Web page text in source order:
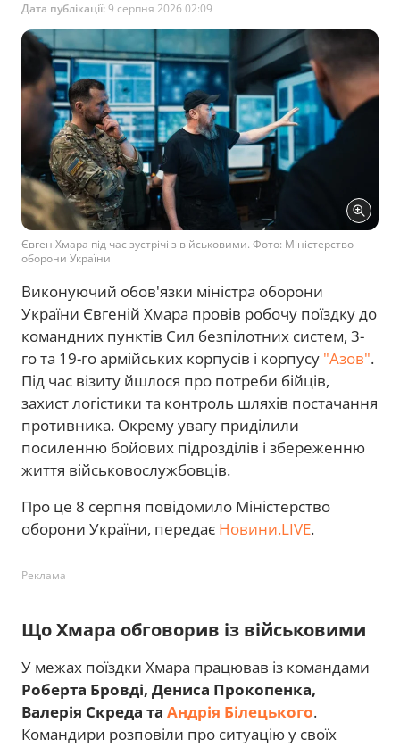
Дата публікації:9 серпня 2026 02:09
Євген Хмара під час зустрічі з військовими. Фото: Міністерство
оборони України
Виконуючий обов'язки міністра оборони
України Євгеній Хмара провів робочу поїздку до
командних пунктів Сил безпілотних систем, 3-
го та 19-го армійських корпусів і корпусу "Азов".
Під час візиту йшлося про потреби бійців,
захист логістики та контроль шляхів постачання
противника. Окрему увагу приділили
посиленню бойових підрозділів і збереженню
життя військовослужбовців.
Про це 8 серпня повідомило Міністерство
оборони України, передає Новини.LIVE.
Реклама
Що Хмара обговорив із військовими
У межах поїздки Хмара працював із командами
Роберта Бровді, Дениса Прокопенка,
Валерія Скреда та Андрія Білецького.
Командири розповіли про ситуацію у своїх